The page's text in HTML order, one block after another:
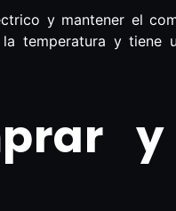
y mantener el
temperatura y tiene